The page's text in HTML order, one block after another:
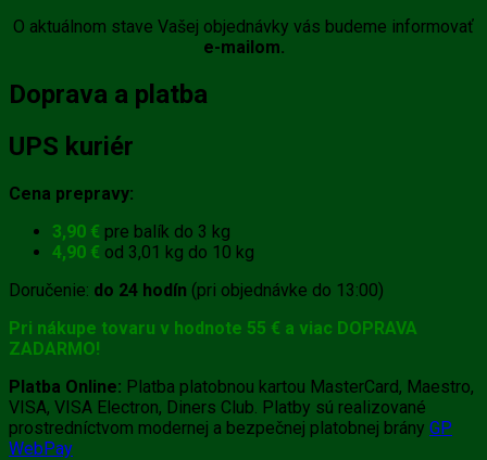
O aktuálnom stave Vašej objednávky vás budeme informovať
e-mailom.
Doprava a platba
UPS kuriér
Cena prepravy:
3,90 € pre balík do 3 kg
4,90 € od 3,01 kg do 10 kg
Doručenie: do 24 hodín (pri objednávke do 13:00)
Pri nákupe tovaru v hodnote 55 € a viac DOPRAVA
ZADARMO!
Platba Online: Platba platobnou kartou MasterCard, Maestro,
VISA, VISA Electron, Diners Club. Platby sú realizované
prostredníctvom modernej a bezpečnej platobnej brány GP
WebPay